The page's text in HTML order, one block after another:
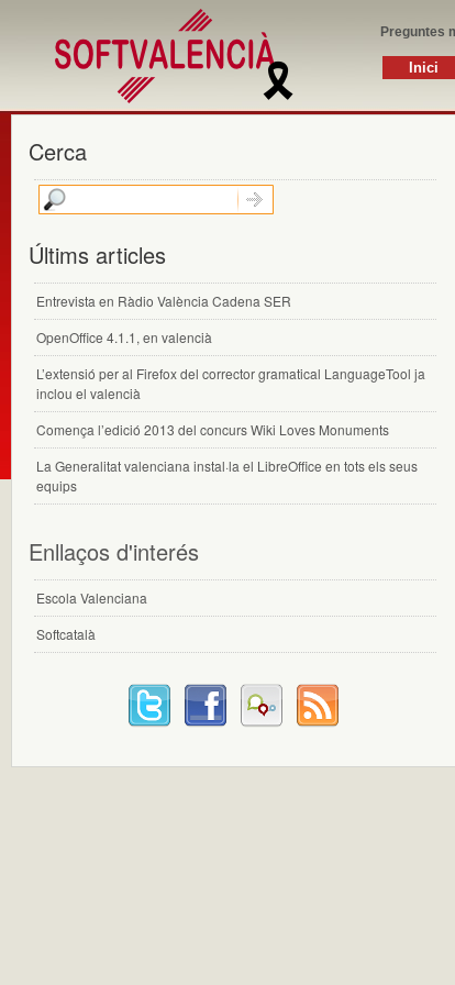
Preguntes
Inici
Cerca
Últims articles
Entrevista en Ràdio València Cadena SER
OpenOffice 4.1.1, en valencià
L’extensió per al Firefox del corrector gramatical LanguageTool ja
inclou el valencià
Comença l’edició 2013 del concurs Wiki Loves Monuments
La Generalitat valenciana instal·la el LibreOffice en tots els seus
equips
Enllaços d'interés
Escola Valenciana
Softcatalà